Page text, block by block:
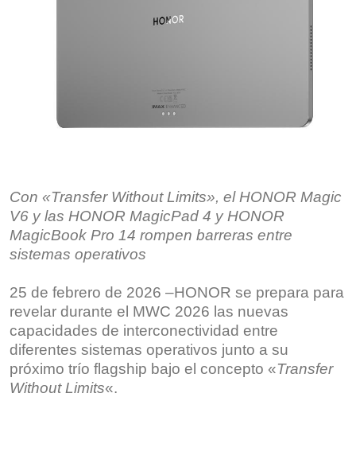
Con «Transfer Without Limits», el HONOR Magic
V6 y las HONOR MagicPad 4 y HONOR
MagicBook Pro 14 rompen barreras entre
sistemas operativos
25 de febrero de 2026 –HONOR se prepara para
revelar durante el MWC 2026 las nuevas
capacidades de interconectividad entre
diferentes sistemas operativos junto a su
próximo trío flagship bajo el concepto «Transfer
Without Limits«.